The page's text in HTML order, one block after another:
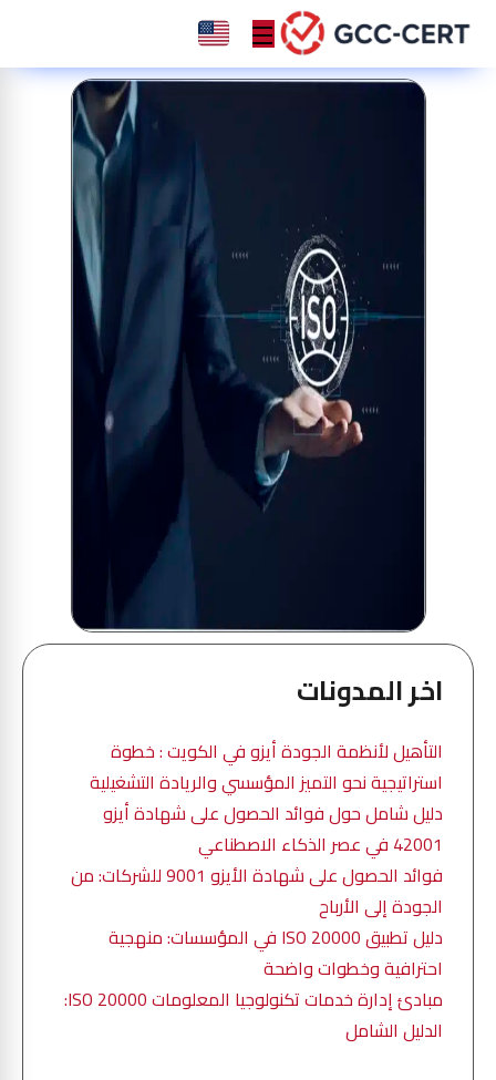
اخر المدونات
التأهيل لأنظمة الجودة أيزو في الكويت : خطوة
استراتيجية نحو التميز المؤسسي والريادة التشغيلية
دليل شامل حول فوائد الحصول على شهادة أيزو
42001 في عصر الذكاء الاصطناعي
فوائد الحصول على شهادة الأيزو 9001 للشركات: من
الجودة إلى الأرباح
دليل تطبيق ISO 20000 في المؤسسات: منهجية
احترافية وخطوات واضحة
مبادئ إدارة خدمات تكنولوجيا المعلومات ISO 20000:
الدليل الشامل